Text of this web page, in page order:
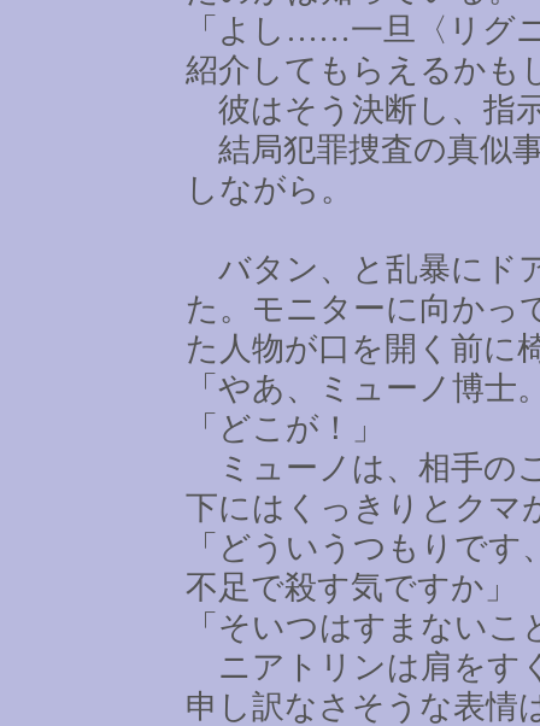
「よし ……一旦〈リグ
紹介してもらえるかも
彼はそう決断し、指
結局犯罪捜査の真似
しながら。
バタン、と乱暴にド
た。モニターに向かっ
た人物が口を開く前に
「やあ、ミューノ博士
「どこが！」
ミューノは、相手の
下にはくっきりとクマ
「どういうつもりで
不足で殺す気ですか」
「そいつはすまないこ
ニアトリンは肩をす
申し訳なさそうな表情